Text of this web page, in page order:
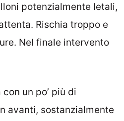
potenzialmente letali,
Rischia troppo e
Nel finale intervento
un po’ più di
avanti, sostanzialmente